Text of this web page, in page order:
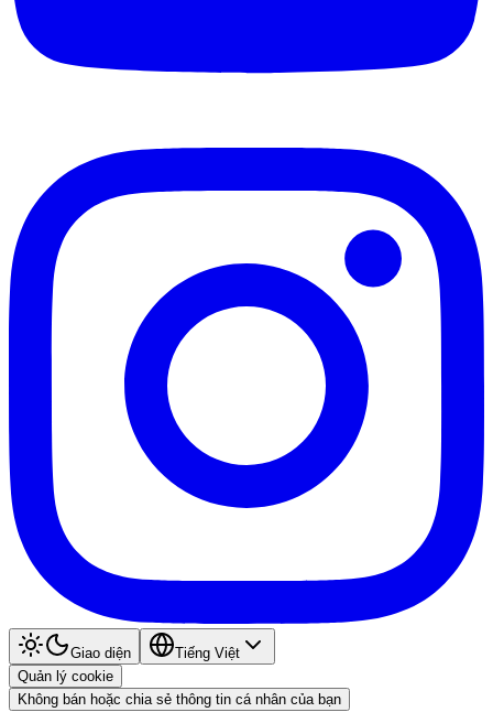
Giao diện
Tiếng Việt
Quản lý cookie
Không bán hoặc chia sẻ thông tin cá nhân của bạn